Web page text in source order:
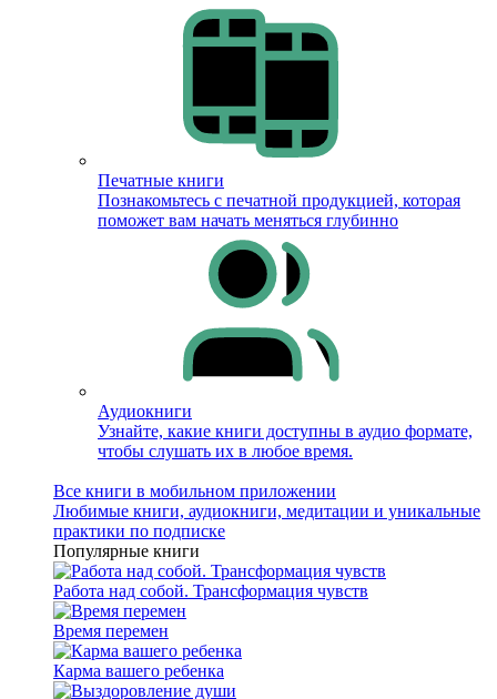
Печатные книги
Познакомьтесь с печатной продукцией, которая
поможет вам начать меняться глубинно
Аудиокниги
Узнайте, какие книги доступны в аудио формате,
чтобы слушать их в любое время.
Все книги в мобильном приложении
Любимые книги, аудиокниги, медитации и уникальные
практики по подписке
Популярные книги
Работа над собой. Трансформация чувств
Время перемен
Карма вашего ребенка